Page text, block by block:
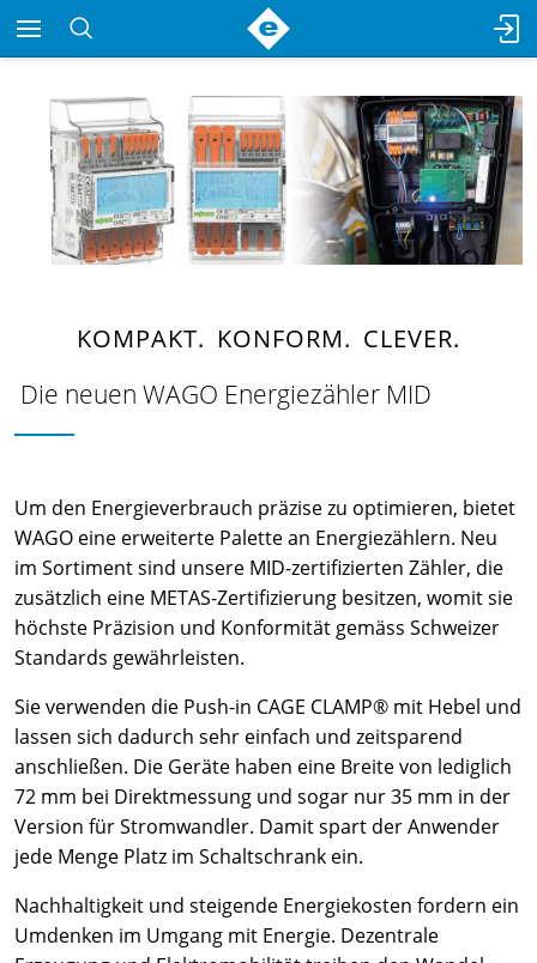
KOMPAKT. KONFORM. CLEVER.
Die neuen WAGO Energiezähler MID
Um den Energieverbrauch präzise zu optimieren, bietet
WAGO eine erweiterte Palette an Energiezählern. Neu
im Sortiment sind unsere MID-zertifizierten Zähler, die
zusätzlich eine METAS-Zertifizierung besitzen, womit sie
höchste Präzision und Konformität gemäss Schweizer
Standards gewährleisten.
Sie verwenden die Push-in CAGE CLAMP® mit Hebel und
lassen sich dadurch sehr einfach und zeitsparend
anschließen. Die Geräte haben eine Breite von lediglich
72 mm bei Direktmessung und sogar nur 35 mm in der
Version für Stromwandler. Damit spart der Anwender
jede Menge Platz im Schaltschrank ein.
Nachhaltigkeit und steigende Energiekosten fordern ein
Umdenken im Umgang mit Energie. Dezentrale